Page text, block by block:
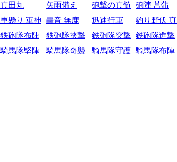
真田丸 矢雨備え 砲撃の真髄
砲陣 菖蒲
車懸り 軍神 轟音 無鹿 迅速行軍
釣り野伏 真
鉄砲隊布陣 鉄砲隊挟撃 鉄砲隊突撃 鉄砲隊進撃
騎馬隊堅陣 騎馬隊奇襲 騎馬隊守護 騎馬隊布陣